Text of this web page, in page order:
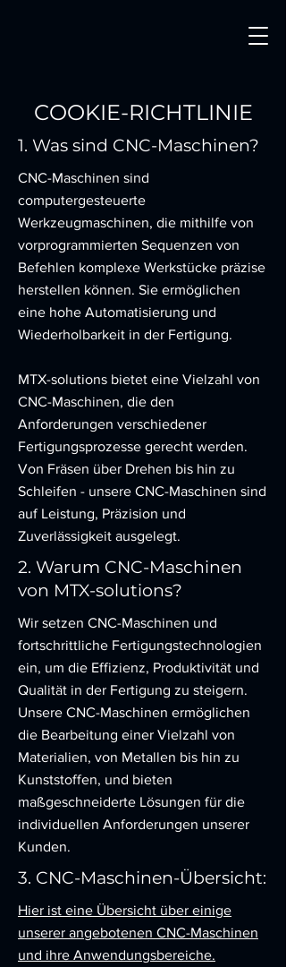
COOKIE-RICHTLINIE
1. Was sind CNC-Maschinen?
CNC-Maschinen sind
computergesteuerte
Werkzeugmaschinen, die mithilfe von
vorprogrammierten Sequenzen von
Befehlen komplexe Werkstücke präzise
herstellen können. Sie ermöglichen
eine hohe Automatisierung und
Wiederholbarkeit in der Fertigung.
MTX-solutions bietet eine Vielzahl von
CNC-Maschinen, die den
Anforderungen verschiedener
Fertigungsprozesse gerecht werden.
Von Fräsen über Drehen bis hin zu
Schleifen - unsere CNC-Maschinen sind
auf Leistung, Präzision und
Zuverlässigkeit ausgelegt.
2. Warum CNC-Maschinen
von MTX-solutions?
Wir setzen CNC-Maschinen und
fortschrittliche Fertigungstechnologien
ein, um die Effizienz, Produktivität und
Qualität in der Fertigung zu steigern.
Unsere CNC-Maschinen ermöglichen
die Bearbeitung einer Vielzahl von
Materialien, von Metallen bis hin zu
Kunststoffen, und bieten
maßgeschneiderte Lösungen für die
individuellen Anforderungen unserer
Kunden.
3. CNC-Maschinen-Übersicht:
Hier ist eine Übersicht über einige
unserer angebotenen CNC-Maschinen
und ihre Anwendungsbereiche.